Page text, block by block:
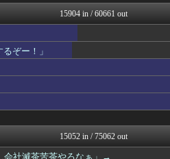
浮気ちゃんねる
NEWSまとめもりー｜2c...
今日速2ch
阪神タイガースちゃんねる
まとめ芸能＠美女画像まとめ...
VIPPER速報
U-1 NEWS.
15904 in / 60661 out
ぞー！」
15052 in / 75062 out
社滅茶苦茶やろなぁ」→